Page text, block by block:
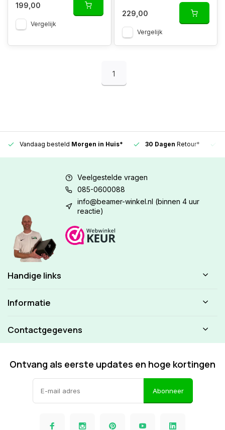
199,00
Vergelijk
229,00
Vergelijk
1
Vandaag besteld Morgen in Huis* 30 Dagen Retour*
Veelgestelde vragen
085-0600088
info@beamer-winkel.nl (binnen 4 uur
reactie)
Handige links
Informatie
Contactgegevens
Ontvang als eerste updates en hoge kortingen
Abonneer